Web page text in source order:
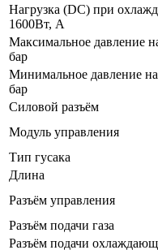
Нагрузка (DC) при
1600Вт, A
Максимальное давление
бар
Минимальное давление на
бар
Силовой разъём
Модуль управления
Тип гусака
Длина
Разъём управления
Разъём подачи газа
Разъём подачи